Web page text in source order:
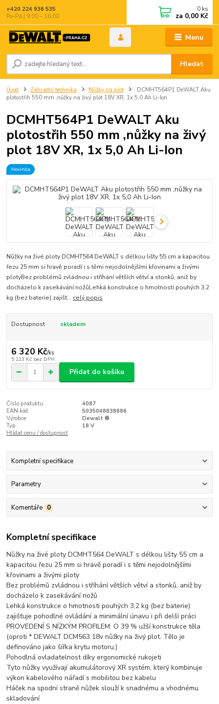
Menu
Hledat
+420 224 936 535
Po–Pá | 9:00 – 16:00
0 ks
za 0,00 Kč
Úvod Zahradní technika Nůžky na plot
DCMHT564P1 DeWALT Aku
plotostřih 550 mm ,nůžky na živý plot 18V XR, 1x 5,0 Ah Li-Ion
DCMHT564P1 DeWALT Aku
plotostřih 550 mm ,nůžky na živý
plot 18V XR, 1x 5,0 Ah Li-Ion
Novinka
Nůžky na živé ploty DCMHT564 DeWALT s délkou lišty 55 cm a kapacitou
řezu 25 mm si hravě poradí i s těmi nejodolnějšími křovinami a živými
plotyBez problémů zvládnou i stříhání větších větví a stonků, aniž by
docházelo k zasekávání nožůLehká konstrukce o hmotnosti pouhých 3,2
kg (bez baterie) zajišť... celý popis
Dostupnost skladem
6 320 Kč/ks
5 223 Kč bez DPH
Přidat do košíku
Číslo produktu:
4087
EAN kód:
5035048838686
Výrobce:
Dewalt ®
Typ:
18 V
Hlídat cenu / dostupnost
Kompletní specifikace
Parametry
Komentáře 0
Kompletní specifikace
Nůžky na živé ploty DCMHT564 DeWALT s délkou lišty 55 cm a
kapacitou řezu 25 mm si hravě poradí i s těmi nejodolnějšími
křovinami a živými ploty
Bez problémů zvládnou i stříhání větších větví a stonků, aniž by
docházelo k zasekávání nožů
Lehká konstrukce o hmotnosti pouhých 3,2 kg (bez baterie)
zajišťuje pohodlné ovládání a minimální únavu i při delší práci
PROVEDENÍ S NÍZKÝM PROFILEM: O 39 % užší konstrukce těla
(oproti * DEWALT DCM563 18v nůžky na živý plot. Tělo je
definováno jako šířka krytu motoru.)
Pohodlná ovladatelnost díky ergonomické rukojeti
Tyto nůžky využívají akumulátorový XR systém, který kombinuje
výkon kabelového nářadí s mobilitou bez kabelu
Háček na spodní straně nůžek slouží k snadnému a vhodnému
skladování